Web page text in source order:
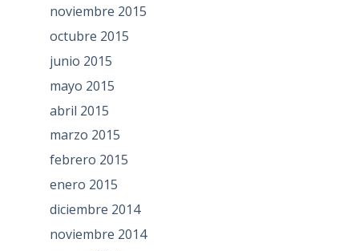
noviembre 2015
octubre 2015
junio 2015
mayo 2015
abril 2015
marzo 2015
febrero 2015
enero 2015
diciembre 2014
noviembre 2014